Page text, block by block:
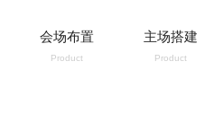
会场布置
Product
主场搭建
Product